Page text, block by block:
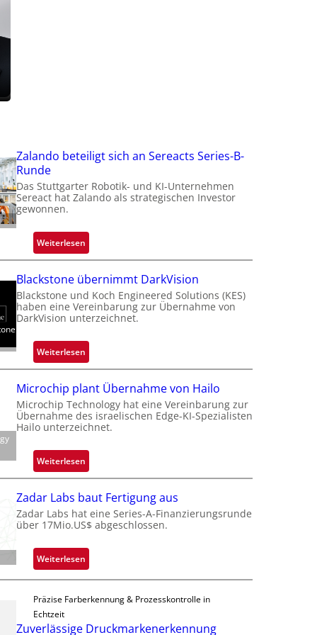
Zalando beteiligt sich an Sereacts Series-B-
Runde
Das Stuttgarter Robotik- und KI-Unternehmen
Sereact hat Zalando als strategischen Investor
gewonnen.
Weiterlesen:
Z
a
l
a
n
o
b
t
e
i
i
g
t
s
i
c
n
S
e
e
Blackstone übernimmt DarkVision
Blackstone und Koch Engineered Solutions (KES)
haben eine Vereinbarung zur Übernahme von
DarkVision unterzeichnet.
Weiterlesen:
B
a
c
k
o
e
ü
b
r
m
Microchip plant Übernahme von Hailo
Microchip Technology hat eine Vereinbarung zur
Übernahme des israelischen Edge-KI-Spezialisten
Hailo unterzeichnet.
Weiterlesen:
M
c
r
c
h
i
l
Zadar Labs baut Fertigung aus
Zadar Labs hat eine Series-A-Finanzierungsrunde
über 17Mio.US$ abgeschlossen.
Weiterlesen:
Z
d
r
Präzise Farberkennung & Prozesskontrolle in
Echtzeit
Zuverlässige Druckmarkenerkennung